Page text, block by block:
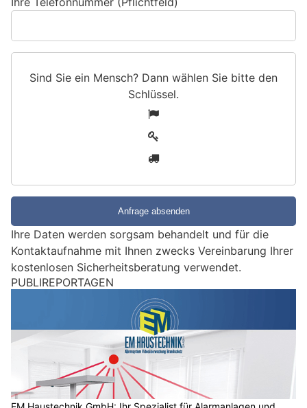
Sind Sie ein Mensch? Dann wählen Sie bitte den
Schlüssel.
e
i
n
M
e
c
h
D
Ihre Daten werden sorgsam behandelt und für die
Kontaktaufnahme mit Ihnen zwecks Vereinbarung Ihrer
kostenlosen Sicherheitsberatung verwendet.
PUBLIREPORTAGEN